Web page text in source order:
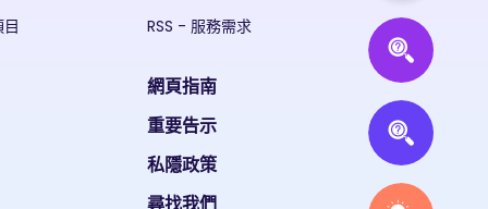
RSS - 服務需求
網頁指南
重要告示
私隱政策